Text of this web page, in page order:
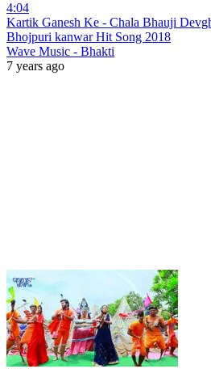
4:04
Kartik Ganesh Ke - Chala Bhauji
Bhojpuri kanwar Hit Song 2018
Wave Music - Bhakti
7 years ago